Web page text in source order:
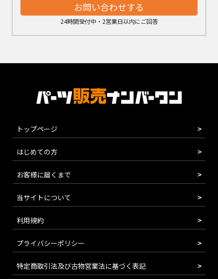
お問い合わせする
24時間受付中・2営業日以内にご回答
トップページ
はじめての方
お客様に届くまで
当サイトについて
利用規約
プライバシーポリシー
特定商取引法及び古物営業法に基づく表記